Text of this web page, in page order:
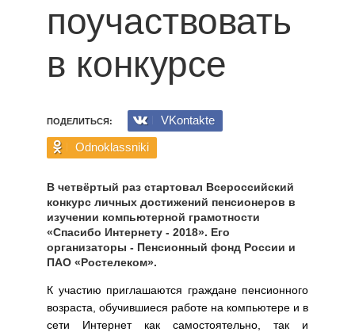
поучаствовать
в конкурсе
ПОДЕЛИТЬСЯ:
VKontakte
Odnoklassniki
В четвёртый раз стартовал Всероссийский
конкурс личных достижений пенсионеров в
изучении компьютерной грамотности
«Спасибо Интернету - 2018». Его
организаторы - Пенсионный фонд России и
ПАО «Ростелеком».
К участию приглашаются граждане пенсионного
возраста, обучившиеся работе на компьютере и в
сети Интернет как самостоятельно, так и